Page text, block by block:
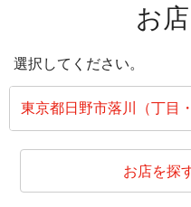
お
選択してください。
東京都日野市落川（丁目
お店を探